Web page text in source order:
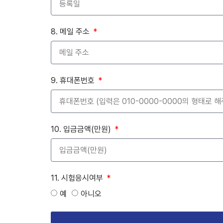
8. 메일 주소
9. 휴대폰번호
10. 입금금액(만원)
11. 시험응시여부
예
아니오